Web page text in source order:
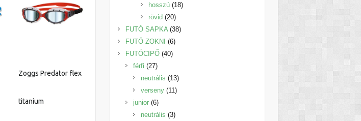
Zoggs Predator flex
titanium
hosszú 1818
rövid 2020
termék
FUTÓ SAPKA 3838
FUTÓ ZOKNI 66
FUTÓCIPŐ 4040
férfi 2727
termék
neutrális 1313
termék
verseny 1111
junior 66
termék
neutrális 33